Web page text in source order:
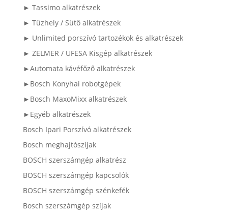
► Tassimo alkatrészek
► Tűzhely / Sütő alkatrészek
► Unlimited porszívó tartozékok és alkatrészek
► ZELMER / UFESA Kisgép alkatrészek
►Automata kávéfőző alkatrészek
►Bosch Konyhai robotgépek
►Bosch MaxoMixx alkatrészek
►Egyéb alkatrészek
Bosch Ipari Porszívó alkatrészek
Bosch meghajtószíjak
BOSCH szerszámgép alkatrész
BOSCH szerszámgép kapcsolók
BOSCH szerszámgép szénkefék
Bosch szerszámgép szíjak